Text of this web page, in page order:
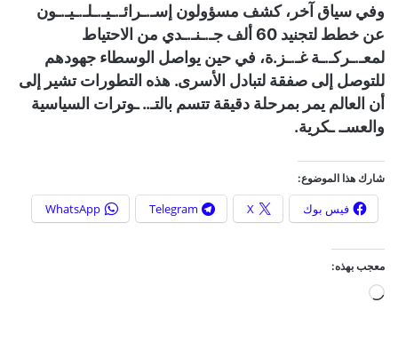
وفي سياق آخر، كشف مسؤولون إسـ.ـرائـ.ـيـ.ـلـ.ـيـ.ـون
عن خطط لتجنيد 60 ألف جـ.ـنـ.ـدي من الاحتياط
لمعـ.ـركـ.ـة غـ.ـز.ة، في حين يواصل الوسطاء جهودهم
للتوصل إلى صفقة لتبادل الأسرى. هذه التطورات تشير إلى
أن العالم يمر بمرحلة دقيقة تتسم بالتـ.. ـوترات السياسية
والعسـ. ـكرية.
شارك هذا الموضوع:
فيس بوك X
Telegram
WhatsApp
معجب بهذه: